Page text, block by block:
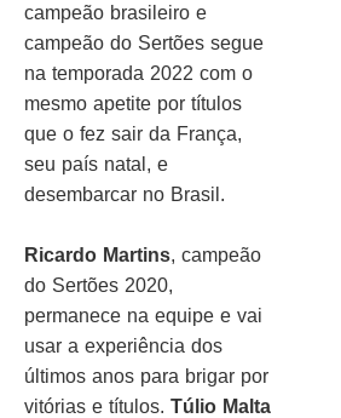
campeão brasileiro e
campeão do Sertões segue
na temporada 2022 com o
mesmo apetite por títulos
que o fez sair da França,
seu país natal, e
desembarcar no Brasil.
Ricardo Martins, campeão
do Sertões 2020,
permanece na equipe e vai
usar a experiência dos
últimos anos para brigar por
vitórias e títulos. Túlio Malta